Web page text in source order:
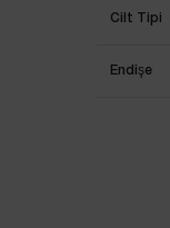
Cilt Tipi
Endişe